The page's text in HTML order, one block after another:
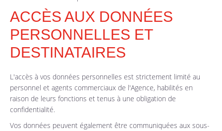
ACCÈS AUX DONNÉES
PERSONNELLES ET
DESTINATAIRES
L'accès à vos données personnelles est strictement limité au
personnel et agents commerciaux de l'Agence, habilités en
raison de leurs fonctions et tenus à une obligation de
confidentialité.
Vos données peuvent également être communiquées aux sous-